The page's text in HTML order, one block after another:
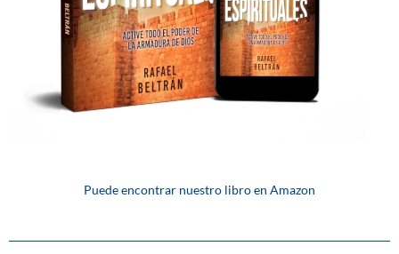
Puede encontrar nuestro libro en Amazon